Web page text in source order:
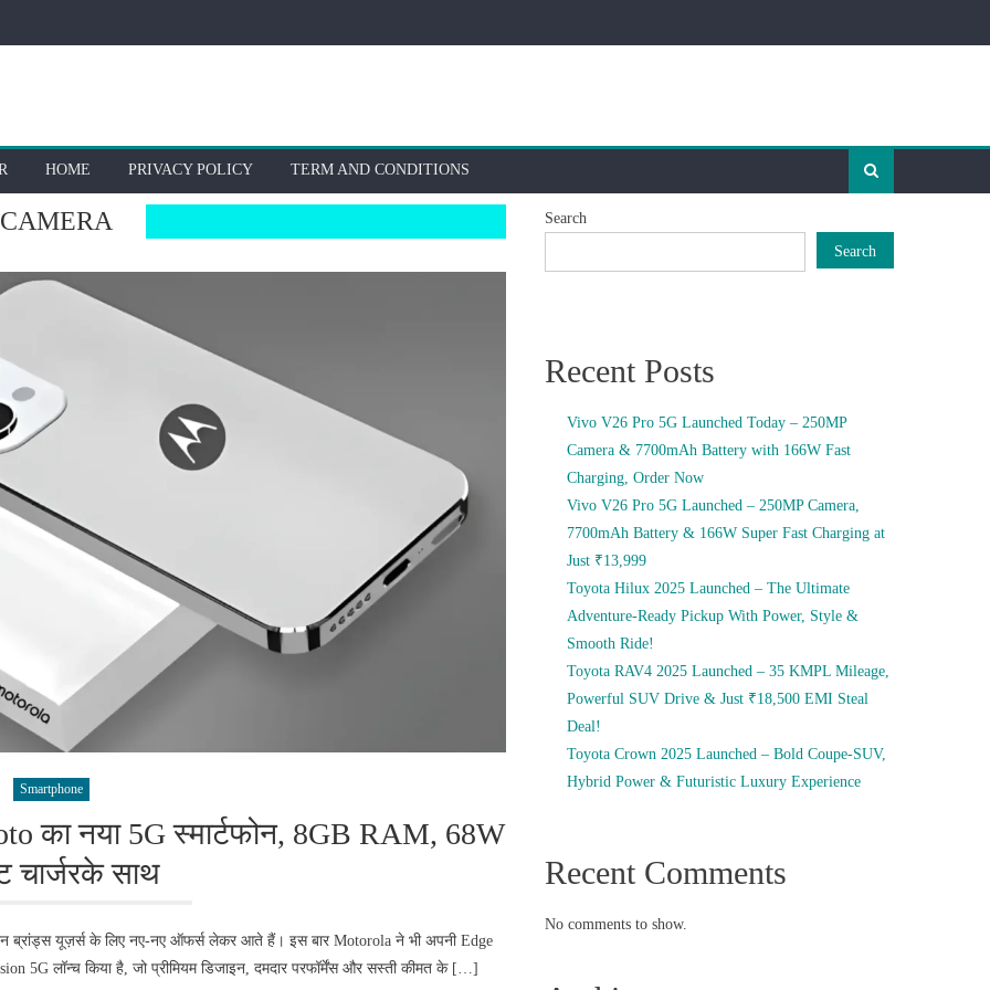
HOME PRIVACY POLICY TERM AND CONDITIONS
Smartphone
का नया 5G स्मार्टफोन, 8GB RAM, 68W
चार्जरके साथ
ब्रांड्स यूज़र्स के लिए नए-नए ऑफर्स लेकर आते हैं। इस बार Motorola ने भी अपनी Edge
5G लॉन्च किया है, जो प्रीमियम डिजाइन, दमदार परफॉर्मेंस और सस्ती कीमत के […]
Search
Search
Recent Posts
Vivo V26 Pro 5G Launched Today – 250MP
Camera & 7700mAh Battery with 166W Fast
Charging, Order Now
Vivo V26 Pro 5G Launched – 250MP Camera,
7700mAh Battery & 166W Super Fast Charging at
Just ₹13,999
Toyota Hilux 2025 Launched – The Ultimate
Adventure-Ready Pickup With Power, Style &
Smooth Ride!
Toyota RAV4 2025 Launched – 35 KMPL Mileage,
Powerful SUV Drive & Just ₹18,500 EMI Steal
Deal!
Toyota Crown 2025 Launched – Bold Coupe-SUV,
Hybrid Power & Futuristic Luxury Experience
Recent Comments
No comments to show.